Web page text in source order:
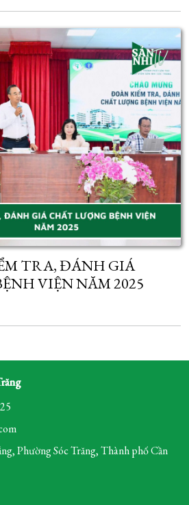
TRA, ĐÁNH GIÁ
VIỆN NĂM 2025
Phường Sóc Trăng,Thành phố Cần